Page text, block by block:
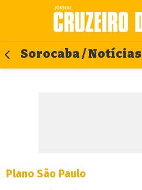
Sorocaba / Notícias
Plano São Paulo